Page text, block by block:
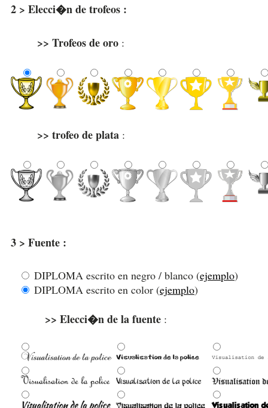
2 > Elecci�n de trofeos :
>> Trofeos de oro :
>> trofeo de plata :
3 > Fuente :
DIPLOMA escrito en negro / blanco (ejemplo)
DIPLOMA escrito en color (ejemplo)
>> Elecci�n de la fuente :